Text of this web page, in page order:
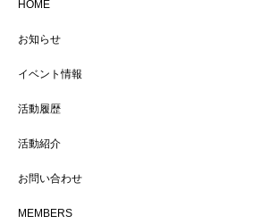
HOME
お知らせ
イベント情報
活動履歴
活動紹介
お問い合わせ
MEMBERS